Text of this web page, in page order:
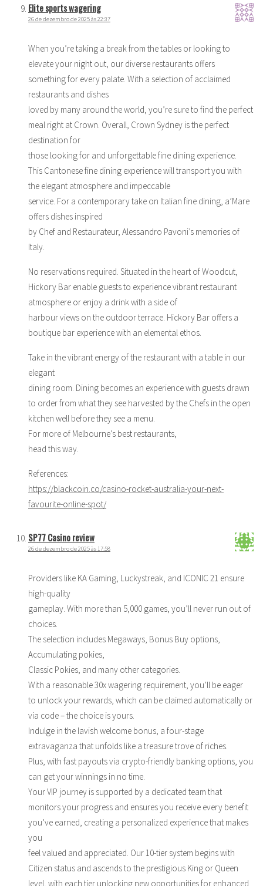
Elite sports wagering
26 de dezembro de 2025 às 22:37
When you’re taking a break from the tables or looking to
elevate your night out, our diverse restaurants offers
something for every palate. With a selection of acclaimed
restaurants and dishes
loved by many around the world, you’re sure to find the perfect
meal right at Crown. Overall, Crown Sydney is the perfect
destination for
those looking for and unforgettable fine dining experience.
This Cantonese fine dining experience will transport you with
the elegant atmosphere and impeccable
service. For a contemporary take on Italian fine dining, a’Mare
offers dishes inspired
by Chef and Restaurateur, Alessandro Pavoni’s memories of
Italy.
No reservations required. Situated in the heart of Woodcut,
Hickory Bar enable guests to experience vibrant restaurant
atmosphere or enjoy a drink with a side of
harbour views on the outdoor terrace. Hickory Bar offers a
boutique bar experience with an elemental ethos.
Take in the vibrant energy of the restaurant with a table in our
elegant
dining room. Dining becomes an experience with guests drawn
to order from what they see harvested by the Chefs in the open
kitchen well before they see a menu.
For more of Melbourne’s best restaurants,
head this way.
References:
https://blackcoin.co/casino-rocket-australia-your-next-
favourite-online-spot/
SP77 Casino review
26 de dezembro de 2025 às 17:58
Providers like KA Gaming, Luckystreak, and ICONIC 21 ensure
high-quality
gameplay. With more than 5,000 games, you’ll never run out of
choices.
The selection includes Megaways, Bonus Buy options,
Accumulating pokies,
Classic Pokies, and many other categories.
With a reasonable 30x wagering requirement, you’ll be eager
to unlock your rewards, which can be claimed automatically or
via code – the choice is yours.
Indulge in the lavish welcome bonus, a four-stage
extravaganza that unfolds like a treasure trove of riches.
Plus, with fast payouts via crypto-friendly banking options, you
can get your winnings in no time.
Your VIP journey is supported by a dedicated team that
monitors your progress and ensures you receive every benefit
you’ve earned, creating a personalized experience that makes
you
feel valued and appreciated. Our 10-tier system begins with
Citizen status and ascends to the prestigious King or Queen
level, with each tier unlocking new opportunities for enhanced